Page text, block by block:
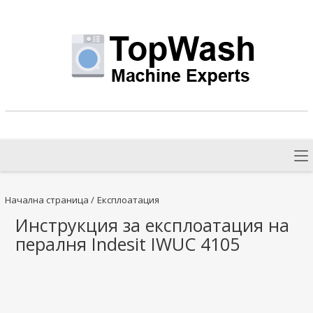
Начална страница / Експлоатация
Инструкция за експлоатация на
пералня Indesit IWUC 4105